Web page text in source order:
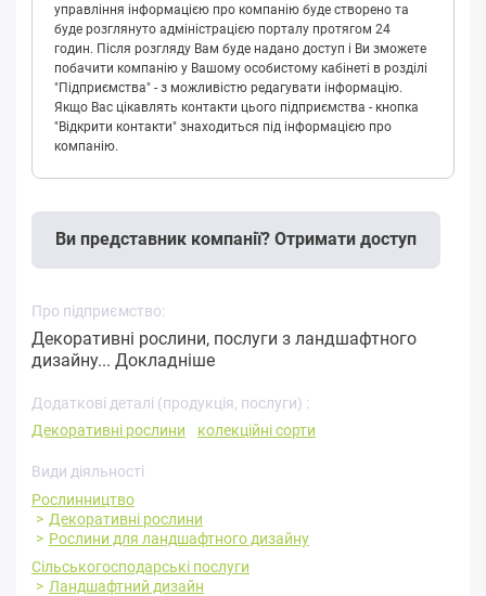
управління інформацією про компанію буде створено та
буде розглянуто адміністрацією порталу протягом 24
годин. Після розгляду Вам буде надано доступ і Ви зможете
побачити компанію у Вашому особистому кабінеті в розділі
"Підприємства" - з можливістю редагувати інформацію.
Якщо Вас цікавлять контакти цього підприємства - кнопка
"Відкрити контакти" знаходиться під інформацією про
компанію.
Ви представник компанії? Отримати доступ
Про підприємство:
Декоративні рослини, послуги з ландшафтного
дизайну... Докладніше
Додаткові деталі (продукція, послуги) :
Декоративні рослини
колекційні сорти
Види діяльності
Рослинництво
Декоративні рослини
Рослини для ландшафтного дизайну
Сільськогосподарські послуги
Ландшафтний дизайн